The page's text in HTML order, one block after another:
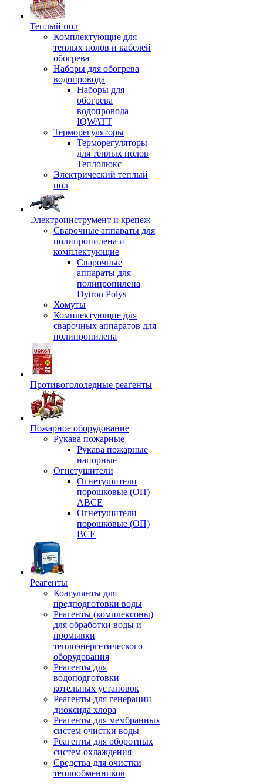
Теплый пол
Комплектующие для
теплых полов и кабелей
обогрева
Наборы для обогрева
водопровода
Наборы для
обогрева
водопровода
IQWATT
Терморегуляторы
Терморегуляторы
для теплых полов
Теплолюкс
Электрический теплый
пол
Электроинструмент и крепеж
Сварочные аппараты для
полипропилена и
комплектующие
Сварочные
аппараты для
полипропилена
Dytron Polys
Хомуты
Комплектующие для
сварочных аппаратов для
полипропилена
Противогололедные реагенты
Пожарное оборудование
Рукава пожарные
Рукава пожарные
напорные
Огнетушители
Огнетушители
порошковые (ОП)
АВСЕ
Огнетушители
порошковые (ОП)
ВСЕ
Реагенты
Коагулянты для
предподготовки воды
Реагенты (комплексоны)
для обработки воды и
промывки
теплоэнергетического
оборудования
Реагенты для
водоподготовки
котельных установок
Реагенты для генерации
диоксида хлора
Реагенты для мембранных
систем очистки воды
Реагенты для оборотных
систем охлаждения
Средства для очистки
теплообменников